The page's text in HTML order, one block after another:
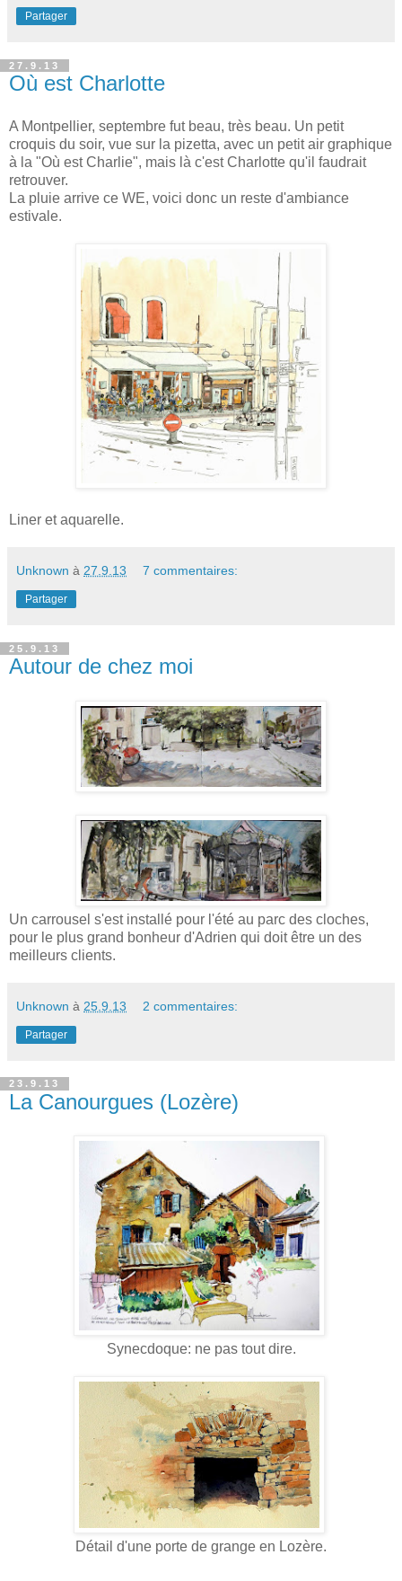
Partager
27.9.13
Où est Charlotte
A Montpellier, septembre fut beau, très beau. Un petit
croquis du soir, vue sur la pizetta, avec un petit air graphique
à la "Où est Charlie", mais là c'est Charlotte qu'il faudrait
retrouver.
La pluie arrive ce WE, voici donc un reste d'ambiance
estivale.
Liner et aquarelle.
Unknown à 27.9.13 7 commentaires:
Partager
25.9.13
Autour de chez moi
Un carrousel s'est installé pour l'été au parc des cloches,
pour le plus grand bonheur d'Adrien qui doit être un des
meilleurs clients.
Unknown à 25.9.13 2 commentaires:
Partager
23.9.13
La Canourgues (Lozère)
Synecdoque: ne pas tout dire.
Détail d'une porte de grange en Lozère.